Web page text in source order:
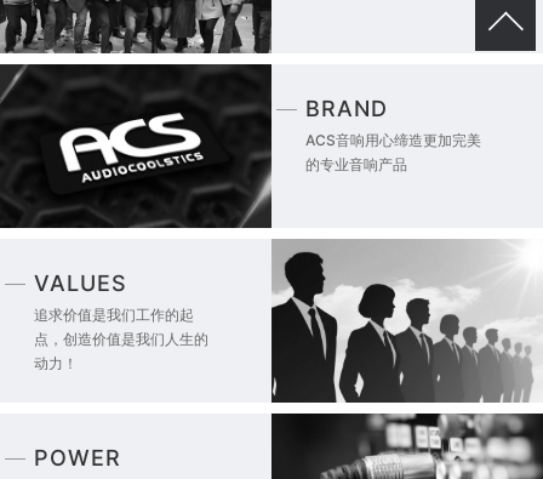
BRAND
ACS音响用心缔造更加完美
的专业音响产品
VALUES
追求价值是我们工作的起
点，创造价值是我们人生的
动力！
POWER